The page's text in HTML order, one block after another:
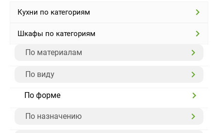
Кухни по категориям
Шкафы по категориям
По материалам
По виду
По форме
По назначению